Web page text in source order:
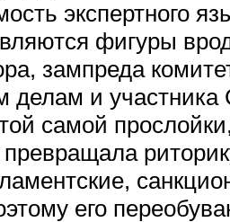
экспертного
фигуры
зампреда
делам и
самой
его